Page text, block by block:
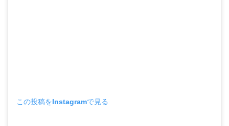
この投稿をInstagramで見る